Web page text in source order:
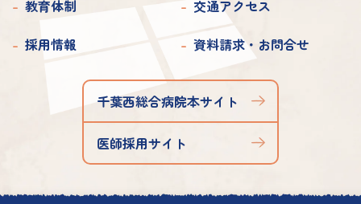
教育体制
交通アクセス
採用情報
資料請求・お問合せ
千葉西総合病院本サイト
医師採用サイト